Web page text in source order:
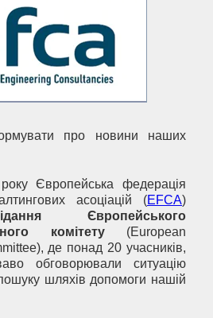
про новини наших
Європейська федерація
асоціацій (EFCA)
Європейського
комітету(European
де понад 20 учасників,
обговорювали ситуацію
шляхів допомоги нашій